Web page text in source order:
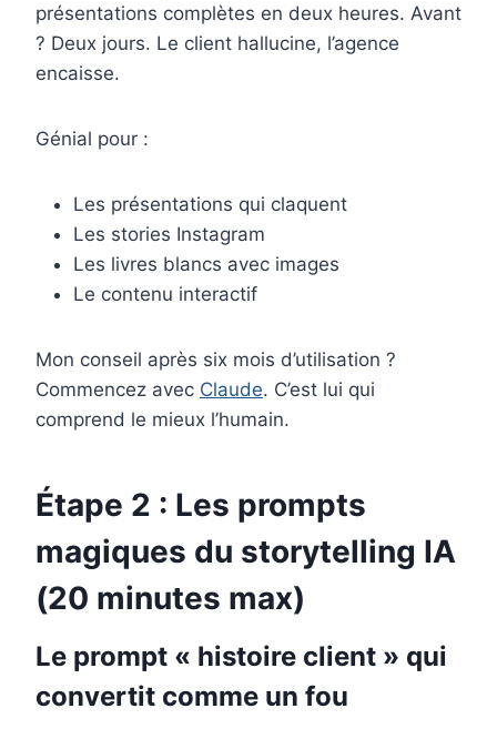
présentations complètes en deux heures. Avant
? Deux jours. Le client hallucine, l’agence
encaisse.
Génial pour :
Les présentations qui claquent
Les stories Instagram
Les livres blancs avec images
Le contenu interactif
Mon conseil après six mois d’utilisation ?
Commencez avec Claude. C’est lui qui
comprend le mieux l’humain.
Étape 2 : Les prompts
magiques du storytelling IA
(20 minutes max)
Le prompt « histoire client » qui
convertit comme un fou